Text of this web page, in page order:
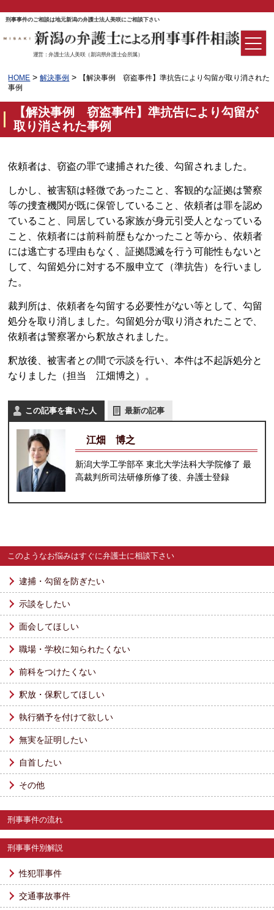
刑事事件のご相談は地元新潟の弁護士法人美咲にご相談下さい
運営：弁護士法人美咲（新潟県弁護士会所属）
HOME >解決事例 >
【解決事例 窃盗事件】準抗告により勾留が取り消された
事例
【解決事例 窃盗事件】準抗告により勾留が
取り消された事例
依頼者は、窃盗の罪で逮捕された後、勾留されました。
しかし、被害額は軽微であったこと、客観的な証拠は警察
等の捜査機関が既に保管していること、依頼者は罪を認め
ていること、同居している家族が身元引受人となっている
こと、依頼者には前科前歴もなかったこと等から、依頼者
には逃亡する理由もなく、証拠隠滅を行う可能性もないと
して、勾留処分に対する不服申立て（準抗告）を行いまし
た。
裁判所は、依頼者を勾留する必要性がない等として、勾留
処分を取り消しました。勾留処分が取り消されたことで、
依頼者は警察署から釈放されました。
釈放後、被害者との間で示談を行い、本件は不起訴処分と
なりました（担当 江畑博之）。
この記事を書いた人 最新の記事
江畑 博之
新潟大学工学部卒 東北大学法科大学院修了 最
高裁判所司法研修所修了後、弁護士登録
このようなお悩みはすぐに弁護士に相談下さい
逮捕・勾留を防ぎたい
示談をしたい
面会してほしい
職場・学校に知られたくない
前科をつけたくない
釈放・保釈してほしい
執行猶予を付けて欲しい
無実を証明したい
自首したい
その他
刑事事件の流れ
刑事事件別解説
性犯罪事件
交通事故事件